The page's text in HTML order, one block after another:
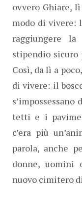
ovvero Ghiare,
modo di vivere:
raggiungere
stipendio sicuro
Così, da lì a
di vivere: il
tetti e i
c’era più
parola, anche
donne, uomini
nuovo cimitero